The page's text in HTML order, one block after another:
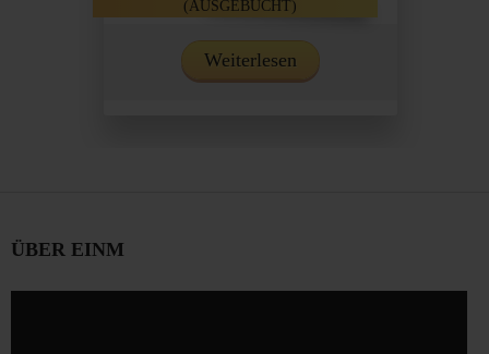
(AUSGEBUCHT)
Weiterlesen
ÜBER EINM